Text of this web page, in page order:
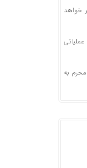
خواهد
شدیدی در جنگ ۱۷ روزه محرم به